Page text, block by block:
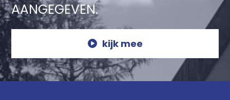
AANGEGEVEN.
kijk mee